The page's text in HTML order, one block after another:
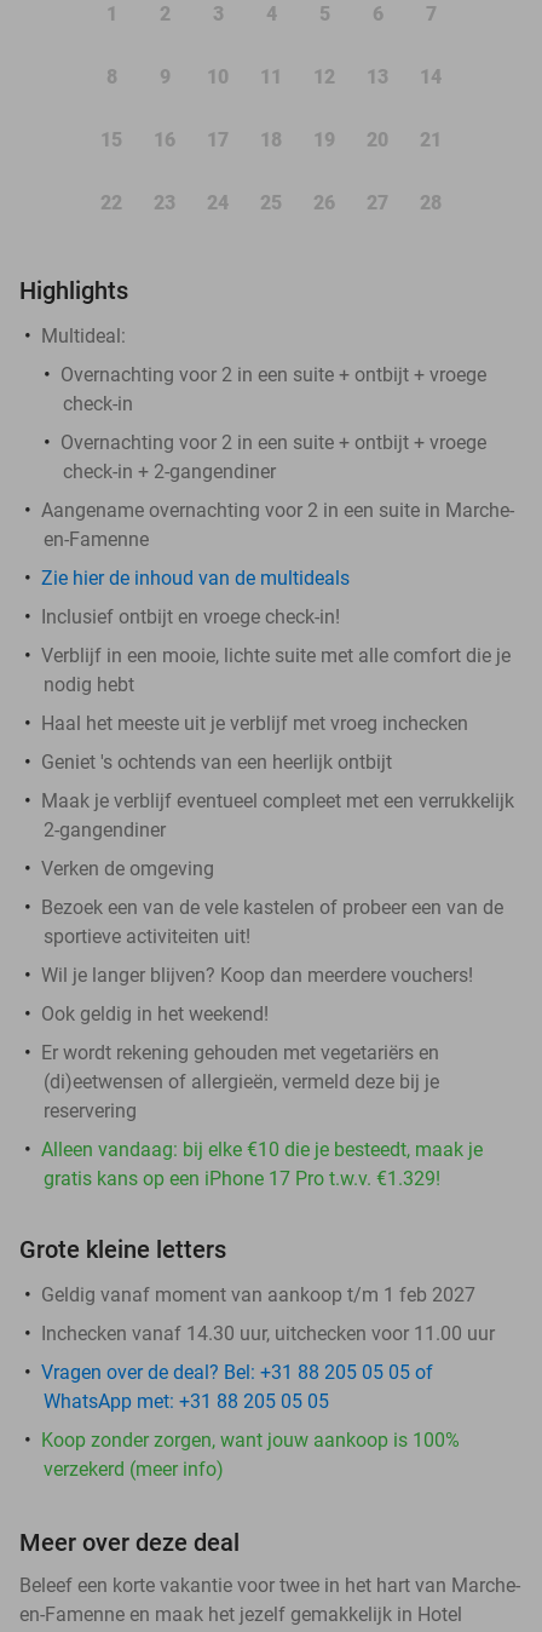
1 2 3 4 5 6 7
8 9 10 11 12 13 14
15 16 17 18 19 20 21
22 23 24 25 26 27 28
Highlights
Multideal:
Overnachting voor 2 in een suite + ontbijt + vroege
check-in
Overnachting voor 2 in een suite + ontbijt + vroege
check-in + 2-gangendiner
Aangename overnachting voor 2 in een suite in Marche-
en-Famenne
Zie hier de inhoud van de multideals
Inclusief ontbijt en vroege check-in!
Verblijf in een mooie, lichte suite met alle comfort die je
nodig hebt
Haal het meeste uit je verblijf met vroeg inchecken
Geniet 's ochtends van een heerlijk ontbijt
Maak je verblijf eventueel compleet met een verrukkelijk
2-gangendiner
Verken de omgeving
Bezoek een van de vele kastelen of probeer een van de
sportieve activiteiten uit!
Wil je langer blijven? Koop dan meerdere vouchers!
Ook geldig in het weekend!
Er wordt rekening gehouden met vegetariërs en
(di)eetwensen of allergieën, vermeld deze bij je
reservering
Alleen vandaag: bij elke €10 die je besteedt, maak je
gratis kans op een iPhone 17 Pro t.w.v. €1.329!
Grote kleine letters
Geldig vanaf moment van aankoop t/m 1 feb 2027
Inchecken vanaf 14.30 uur, uitchecken voor 11.00 uur
Vragen over de deal? Bel: +31 88 205 05 05 of
WhatsApp met: +31 88 205 05 05
Koop zonder zorgen, want jouw aankoop is 100%
verzekerd (meer info)
Meer over deze deal
Beleef een korte vakantie voor twee in het hart van Marche-
en-Famenne en maak het jezelf gemakkelijk in Hotel